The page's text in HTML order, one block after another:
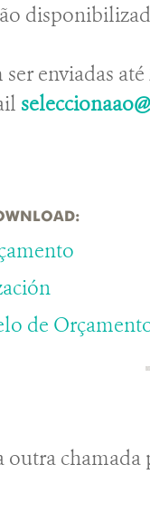
enviadas até
de
outra